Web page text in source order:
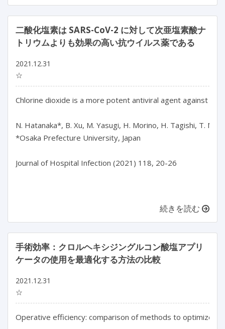
二酸化塩素は SARS-CoV-2 に対して次亜塩素酸ナ
トリウムよりも効果の高い抗ウイルス薬である
2021.12.31
☆
Chlorine dioxide is a more potent antiviral agent against
N. Hatanaka*, B. Xu, M. Yasugi, H. Morino, H. Tagishi, T.
*Osaka Prefecture University, Japan
Journal of Hospital Infection (2021) 118, 20-26
続きを読む
手術効率：クロルヘキシジングルコン酸塩アプリ
ケータの使用を最適化する方法の比較
2021.12.31
☆
Operative efficiency: comparison of methods to optimize